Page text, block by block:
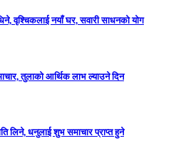
वृश्चिकलाई नयाँ घर, सवारी साधनकाे याेग
तुलाकाे आर्थिक लाभ ल्याउने दिन
लिने, धनुलाई शुभ समाचार प्राप्त हुने